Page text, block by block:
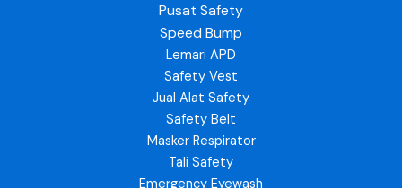
Pusat Safety
Speed Bump
Lemari APD
Safety Vest
Jual Alat Safety
Safety Belt
Masker Respirator
Tali Safety
Emergency Eyewash